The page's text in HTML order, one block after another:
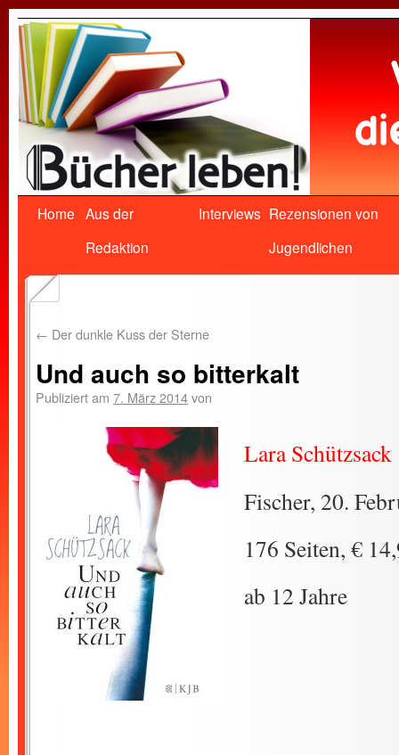
Home Aus der
Redaktion
Interviews Rezensionen von
Jugendlichen
← Der dunkle Kuss der Sterne
Und auch so bitterkalt
Publiziert am 7. März 2014von
Lara Schützsack
Fischer, 20.
176 Seiten, €
ab 12 Jahre